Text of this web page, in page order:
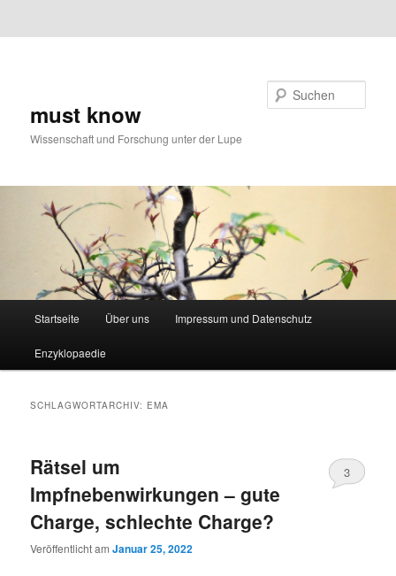
Inhalt
must know
Wissenschaft und Forschung unter der Lupe
Startseite Über uns Impressum und Datenschutz
Enzyklopaedie
SCHLAGWORTARCHIV: EMA
Rätsel um
Impfnebenwirkungen – gute
Charge, schlechte Charge?
Veröffentlicht amJanuar 25, 2022
3